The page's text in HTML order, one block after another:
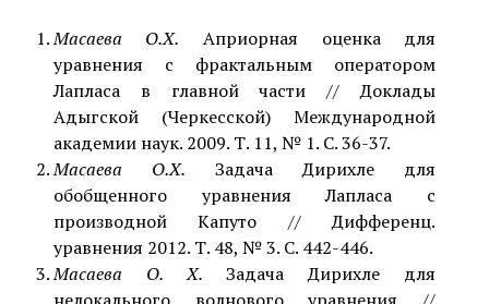
Масаева О.Х. Априорная оценка для
уравнения с фрактальным оператором
Лапласа в главной части // Доклады
Адыгской (Черкесской) Международной
академии наук. 2009. Т. 11, № 1. С. 36-37.
Масаева О.Х. Задача Дирихле для
обобщенного уравнения Лапласа с
производной Капуто // Дифференц.
уравнения 2012. Т. 48, № 3. С. 442-446.
Масаева О. Х.Задача Дирихле для